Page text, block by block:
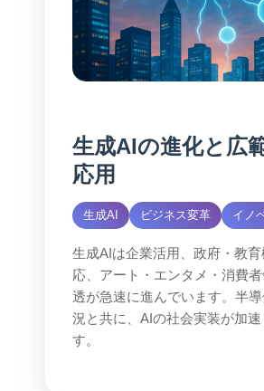
生成AIの進化と広
応用
生成AI ビジネス変革 イノ
生成AIは企業活用、政府・教
応、アート・エンタメ・消費
透が急速に進んでいます。半
況と共に、AIの社会実装が加速
す。